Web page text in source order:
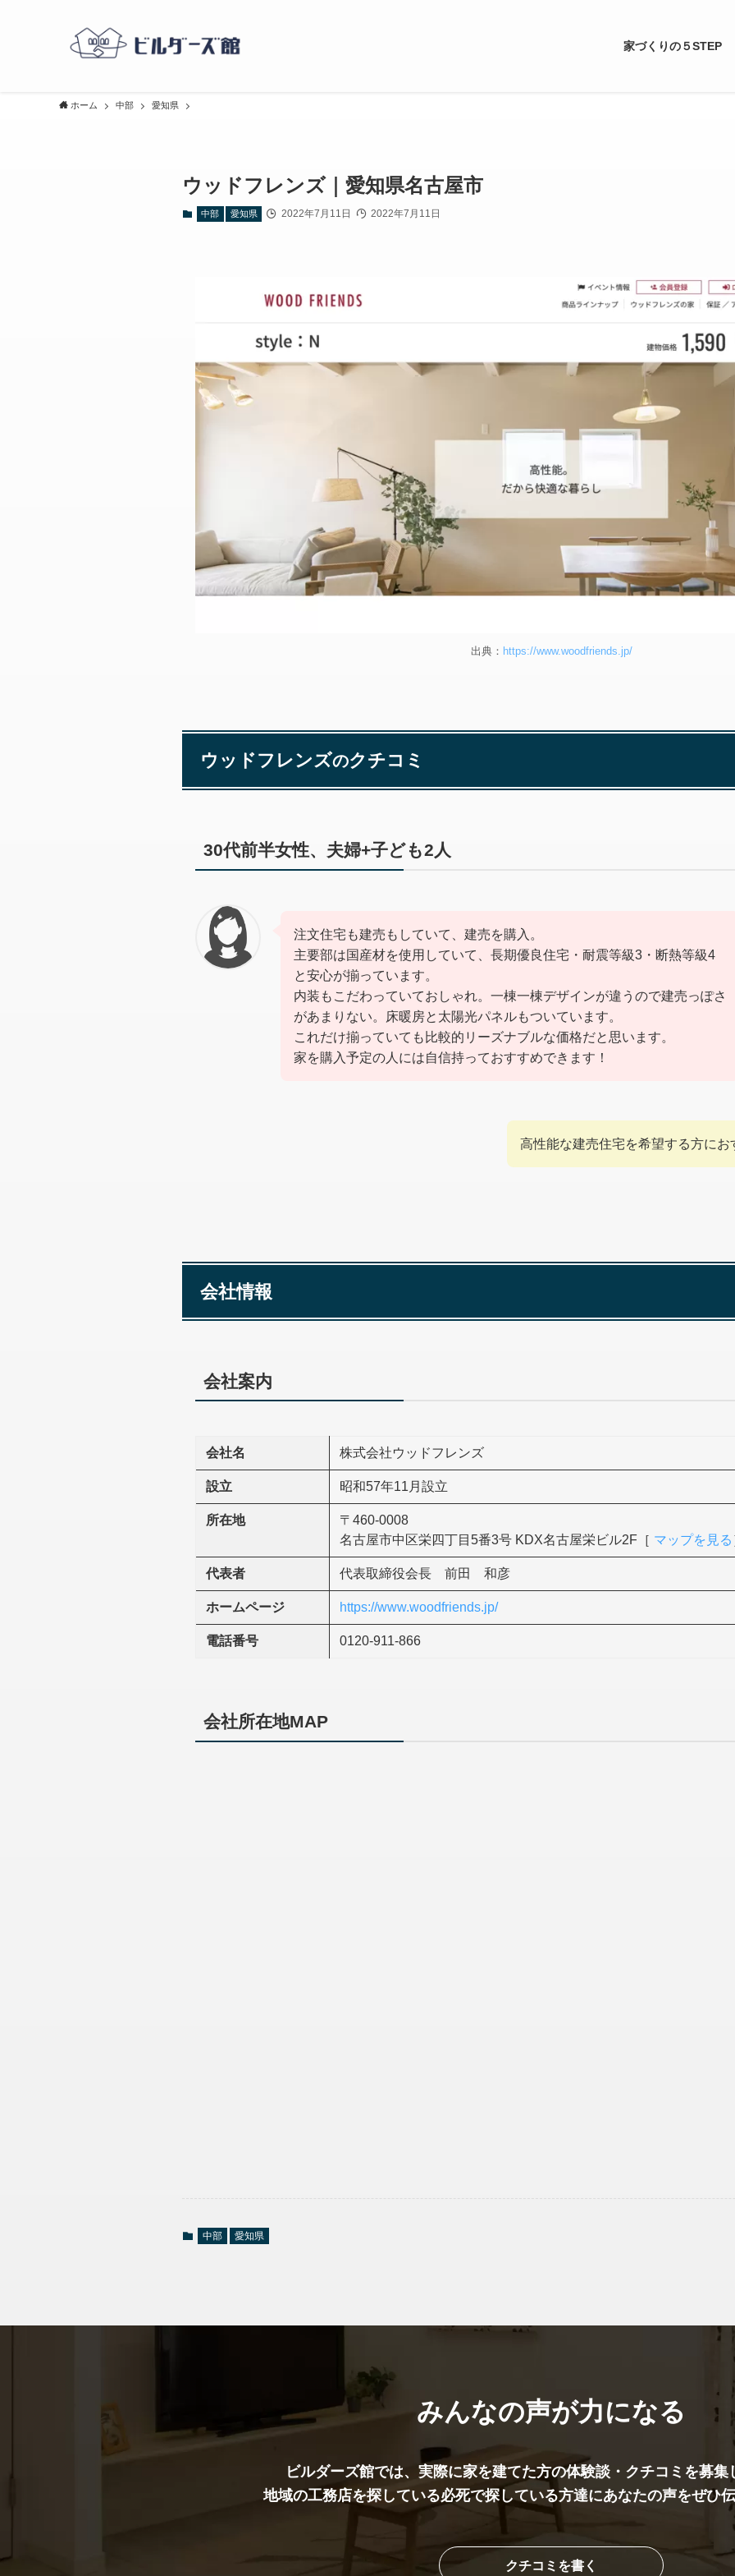
家づくりの５STEP
ホーム 中部 愛知県
ウッドフレンズ｜愛知県名古屋市
中部 愛知県 2022年7月11日 2022年7月11日
出典： https://www.woodfriends.jp/
ウッドフレンズのクチコミ
30代前半女性、夫婦+子ども2人
注文住宅も建売もしていて、建売を購入。
主要部は国産材を使用していて、長期優良住宅・耐震等級3・断熱等級4
と安心が揃っています。
内装もこだわっていておしゃれ。一棟一棟デザインが違うので建売っぽさ
があまりない。床暖房と太陽光パネルもついています。
これだけ揃っていても比較的リーズナブルな価格だと思います。
家を購入予定の人には自信持っておすすめできます！
高性能な建売住宅を希望する方にお
会社情報
会社案内
会社名 株式会社ウッドフレンズ
設立 昭和57年11月設立
所在地
〒460-0008
名古屋市中区栄四丁目5番3号 KDX名古屋栄ビル2F［ マップを見る
代表者 代表取締役会長 前田 和彦
ホームページ https://www.woodfriends.jp/
電話番号 0120-911-866
会社所在地MAP
中部 愛知県
みんなの声が力になる
ビルダーズ館では、実際に家を建てた⽅の体験談・クチコミを募集
地域の工務店を探している必死で探している方達にあなたの声をぜひ
クチコミを書く